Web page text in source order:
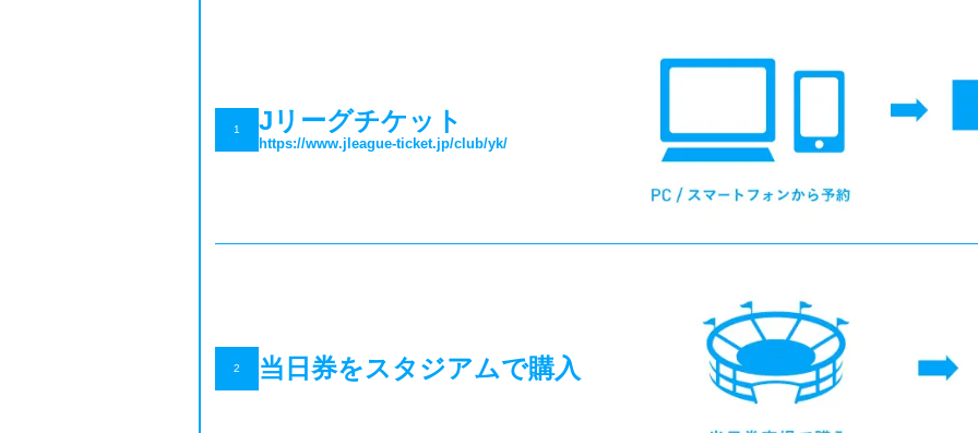
1 Jリーグチケット
https://www.jleague-ticket.jp/club/yk/
2 当日券をスタジアムで購入